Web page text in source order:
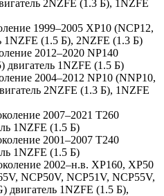
2NZFE (1.3 Б), 1NZFE
1999–2005 XP10 (NCP12,
1NZFE (1.5 Б), 2NZFE (1.3 Б)
2012–2020 NP140
двигатель 1NZFE (1.5 Б)
2004–2012 NP10 (NNP10,
2NZFE (1.3 Б), 1NZFE
2007–2021 T260
1NZFE (1.5 Б)
2001–2007 T240
1NZFE (1.5 Б)
2002–н.в. XP160, XP50
NCP50V, NCP51V, NCP55V,
двигатель 1NZFE (1.5 Б),